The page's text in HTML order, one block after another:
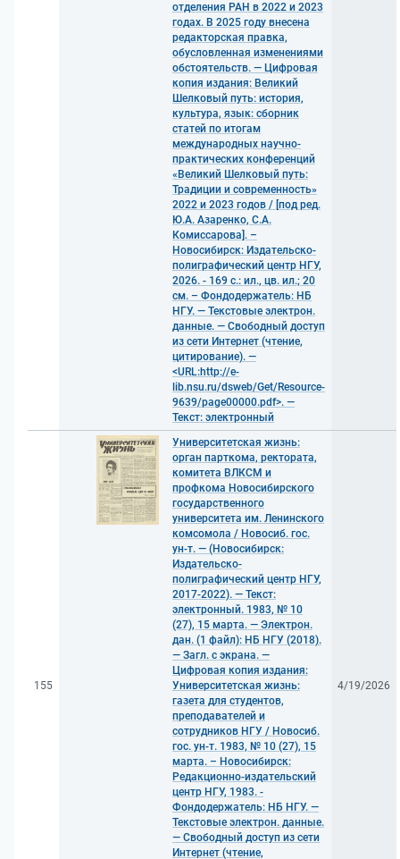
отделения РАН в 2022 и 2023
годах. В 2025 году внесена
редакторская правка,
обусловленная изменениями
обстоятельств. — Цифровая
копия издания: Великий
Шелковый путь: история,
культура, язык: сборник
статей по итогам
международных научно-
практических конференций
«Великий Шелковый путь:
Традиции и современность»
2022 и 2023 годов / [под ред.
Ю.А. Азаренко, С.А.
Комиссарова]. –
Новосибирск: Издательско-
полиграфический центр НГУ,
2026. - 169 с.: ил., цв. ил.; 20
см. – Фондодержатель: НБ
НГУ. — Текстовые электрон.
данные. — Свободный доступ
из сети Интернет (чтение,
цитирование). —
<URL:http://e-
lib.nsu.ru/dsweb/Get/Resource-
9639/page00000.pdf>. —
Текст: электронный
155
Университетская жизнь:
орган парткома, ректората,
комитета ВЛКСМ и
профкома Новосибирского
государственного
университета им. Ленинского
комсомола / Новосиб. гос.
ун-т. — (Новосибирск:
Издательско-
полиграфический центр НГУ,
2017-2022). — Текст:
электронный. 1983, № 10
(27), 15 марта. — Электрон.
дан. (1 файл): НБ НГУ (2018).
— Загл. с экрана. —
Цифровая копия издания:
Университетская жизнь:
газета для студентов,
преподавателей и
сотрудников НГУ / Новосиб.
гос. ун-т. 1983, № 10 (27), 15
марта. – Новосибирск:
Редакционно-издательский
центр НГУ, 1983. -
Фондодержатель: НБ НГУ. —
Текстовые электрон. данные.
— Свободный доступ из сети
Интернет (чтение,
4/19/2026